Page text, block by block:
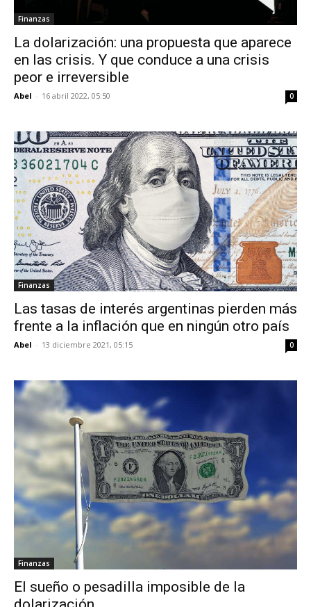
Finanzas
La dolarización: una propuesta que aparece
en las crisis. Y que conduce a una crisis
peor e irreversible
Abel - 16 abril 2022, 05:50 0
Finanzas
Las tasas de interés argentinas pierden más
frente a la inflación que en ningún otro país
Abel - 13 diciembre 2021, 05:15 0
Finanzas
El sueño o pesadilla imposible de la